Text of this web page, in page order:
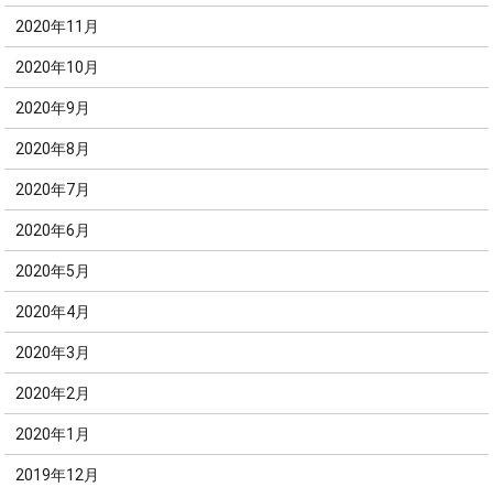
2020年11月
2020年10月
2020年9月
2020年8月
2020年7月
2020年6月
2020年5月
2020年4月
2020年3月
2020年2月
2020年1月
2019年12月